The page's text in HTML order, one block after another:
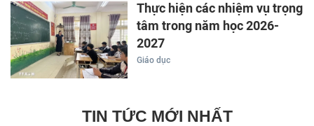
Thực hiện các nhiệm vụ trọng
tâm trong năm học 2026-
2027
Giáo dục
TIN TỨC MỚI NHẤT